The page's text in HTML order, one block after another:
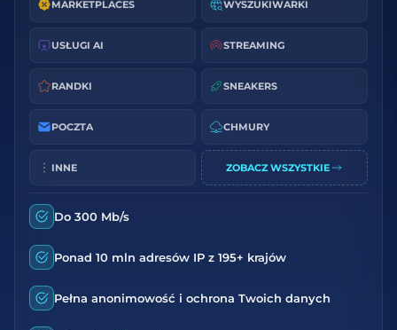
MARKETPLACES WYSZUKIWARKI
USŁUGI AI STREAMING
RANDKI SNEAKERS
POCZTA CHMURY
INNE ZOBACZ WSZYSTKIE
Do 300 Mb/s
Ponad 10 mln adresów IP z 195+ krajów
Pełna anonimowość i ochrona Twoich danych